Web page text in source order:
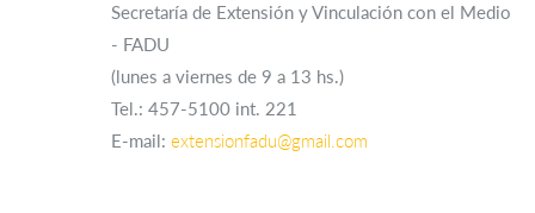
Secretaría de Extensión y Vinculación con el Medio
- FADU
(lunes a viernes de 9 a 13 hs.)
Tel.: 457-5100 int. 221
E-mail: extensionfadu@gmail.com